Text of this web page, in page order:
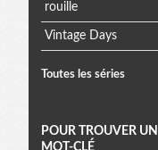
rouille
Vintage Days
Toutes les séries
POUR TROUVER
MOT-CLÉ